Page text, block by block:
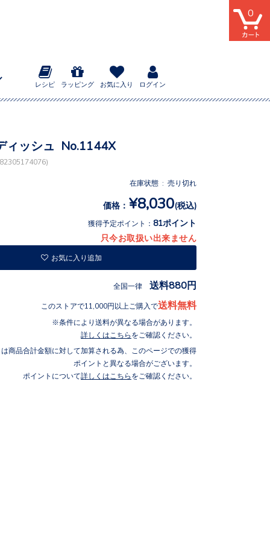
レシピ ラッピング お気に入り ログイン
0
ィッシュ No.1144X
在庫状態 : 売り切れ
価格： ¥8,030(税込)
獲得予定ポイント： 81ポイント
只今お取扱い出来ません
お気に入り追加
全国一律 送料880円
このストアで11,000円以上ご購入で送料無料
条件により送料が異なる場合があります。
詳しくはこちら をご確認ください。
商品合計金額に対して加算される為、このページでの獲得
ポイントと異なる場合がございます。
ポイントについて詳しくはこちら をご確認ください。